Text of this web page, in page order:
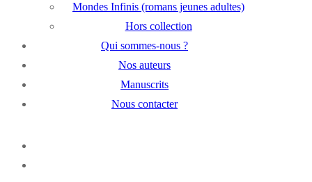
Mondes Infinis (romans jeunes adultes)
Hors collection
Qui sommes-nous ?
Nos auteurs
Manuscrits
Nous contacter